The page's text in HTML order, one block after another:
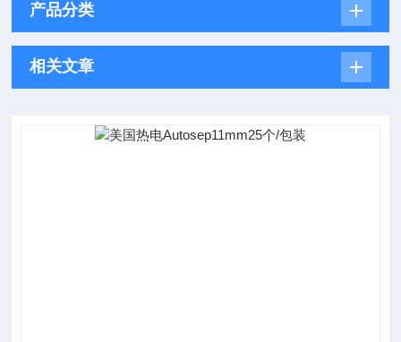
产品分类
相关文章